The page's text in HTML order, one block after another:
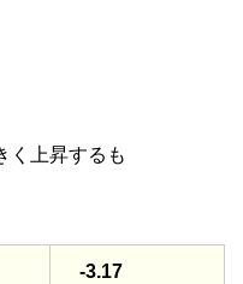
く上昇するも
-3.17